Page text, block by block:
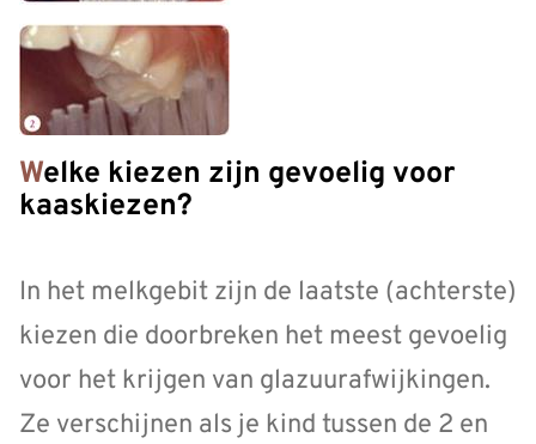
Welke kiezen zijn gevoelig voor
kaaskiezen?
In het melkgebit zijn de laatste (achterste)
kiezen die doorbreken het meest gevoelig
voor het krijgen van glazuurafwijkingen.
Ze verschijnen als je kind tussen de 2 en